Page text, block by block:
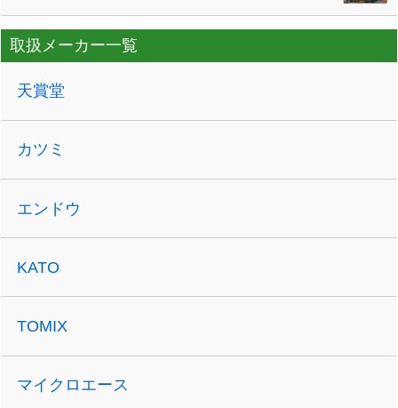
取扱メーカー一覧
天賞堂
カツミ
エンドウ
KATO
TOMIX
マイクロエース